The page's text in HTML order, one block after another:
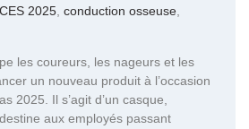
CES 2025 conduction osseuse
les coureurs, les nageurs et les
un nouveau produit à l’occasion
2025. Il s’agit d’un casque,
aux employés passant